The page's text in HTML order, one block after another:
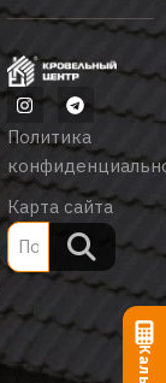
Политика
Карта сайта